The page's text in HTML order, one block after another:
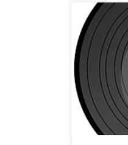
Questo,
momento
non riesco
ad
dai molti
dalla […]